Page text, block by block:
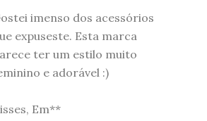
imenso dos acessórios
expuseste. Esta marca
ter um estilo muito
e adorável :)
Em**